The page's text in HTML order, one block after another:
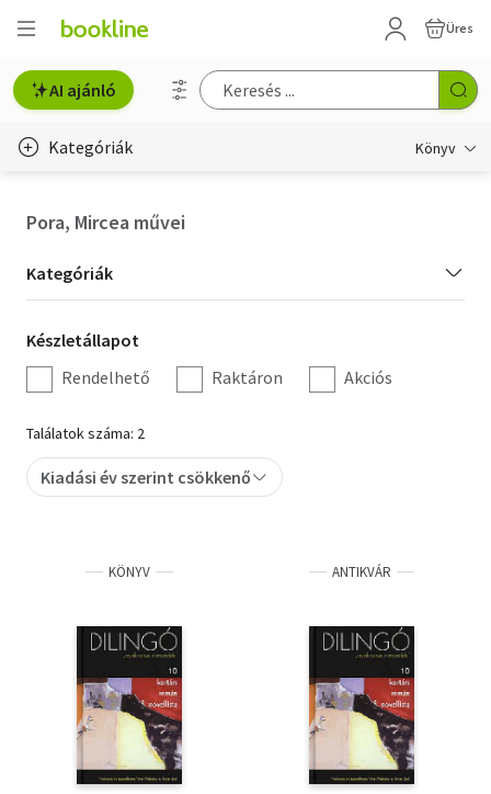
Üres
AI ajánló
Kategóriák Könyv
Hobbi, szabadidő
Irodalom
Művészet
Szakkönyv
Tankönyv, segédkönyv
Társadalomtudomány
Természettudomány
Történelem
Pora, Mircea művei
Kategória
szűrés
Kategóriák
Készletállapot
szűrés
Készletállapot
Rendelhető
Raktáron Akciós
Találatok száma: 2
Kiadási év szerint csökkenő
KÖNYV ANTIKVÁR